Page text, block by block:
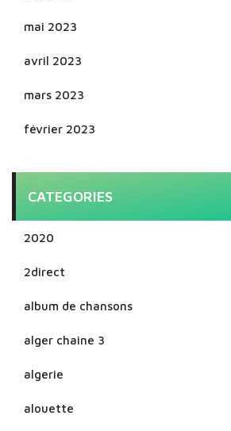
mai 2023
avril 2023
mars 2023
février 2023
CATEGORIES
2020
2direct
album de chansons
alger chaine 3
algerie
alouette